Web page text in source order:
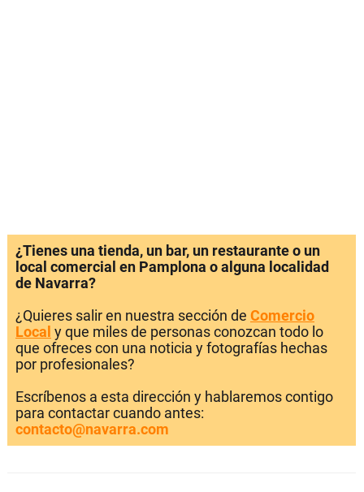
¿Tienes una tienda, un bar, un restaurante o un
local comercial en Pamplona o alguna localidad
de Navarra?
¿Quieres salir en nuestra sección de Comercio
Local y que miles de personas conozcan todo lo
que ofreces con una noticia y fotografías hechas
por profesionales?
Escríbenos a esta dirección y hablaremos contigo
para contactar cuando antes:
contacto@navarra.com